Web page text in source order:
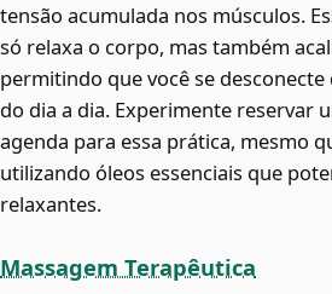
tensão acumulada nos músculos.
só relaxa o corpo, mas também
permitindo que você se desconecte
do dia a dia. Experimente reservar
agenda para essa prática, mesmo
utilizando óleos essenciais que
relaxantes.
Massagem Terapêutica